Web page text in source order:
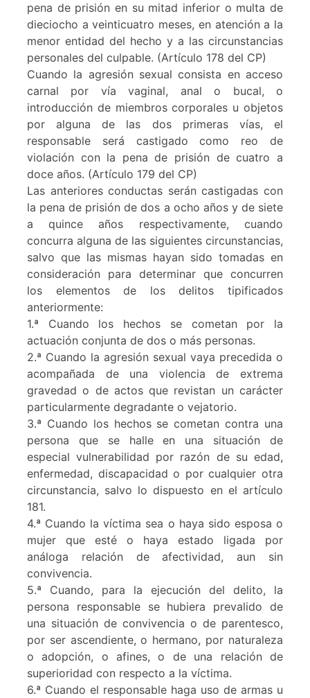
pena de prisión en su mitad inferior o multa de
dieciocho a veinticuatro meses, en atención a la
menor entidad del hecho y a las circunstancias
personales del culpable. (Artículo 178 del CP)
Cuando la agresión sexual consista en acceso
carnal por vía vaginal, anal o bucal, o
introducción de miembros corporales u objetos
por alguna de las dos primeras vías, el
responsable será castigado como reo de
violación con la pena de prisión de cuatro a
doce años. (Artículo 179 del CP)
Las anteriores conductas serán castigadas con
la pena de prisión de dos a ocho años y de siete
a quince años respectivamente, cuando
concurra alguna de las siguientes circunstancias,
salvo que las mismas hayan sido tomadas en
consideración para determinar que concurren
los elementos de los delitos tipificados
anteriormente:
1.ª Cuando los hechos se cometan por la
actuación conjunta de dos o más personas.
2.ª Cuando la agresión sexual vaya precedida o
acompañada de una violencia de extrema
gravedad o de actos que revistan un carácter
particularmente degradante o vejatorio.
3.ª Cuando los hechos se cometan contra una
persona que se halle en una situación de
especial vulnerabilidad por razón de su edad,
enfermedad, discapacidad o por cualquier otra
circunstancia, salvo lo dispuesto en el artículo
181.
4.ª Cuando la víctima sea o haya sido esposa o
mujer que esté o haya estado ligada por
análoga relación de afectividad, aun sin
convivencia.
5.ª Cuando, para la ejecución del delito, la
persona responsable se hubiera prevalido de
una situación de convivencia o de parentesco,
por ser ascendiente, o hermano, por naturaleza
o adopción, o afines, o de una relación de
superioridad con respecto a la víctima.
6.ª Cuando el responsable haga uso de armas u